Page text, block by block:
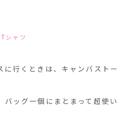
シャツ
に行くときは、キャンバストー
バッグ一個にまとまって超使い